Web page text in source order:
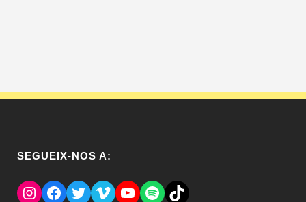
SEGUEIX-NOS A:
Instagram
Facebook
TwitterVimeoYouTube
SpotifyEl Tik Tok del Regina.